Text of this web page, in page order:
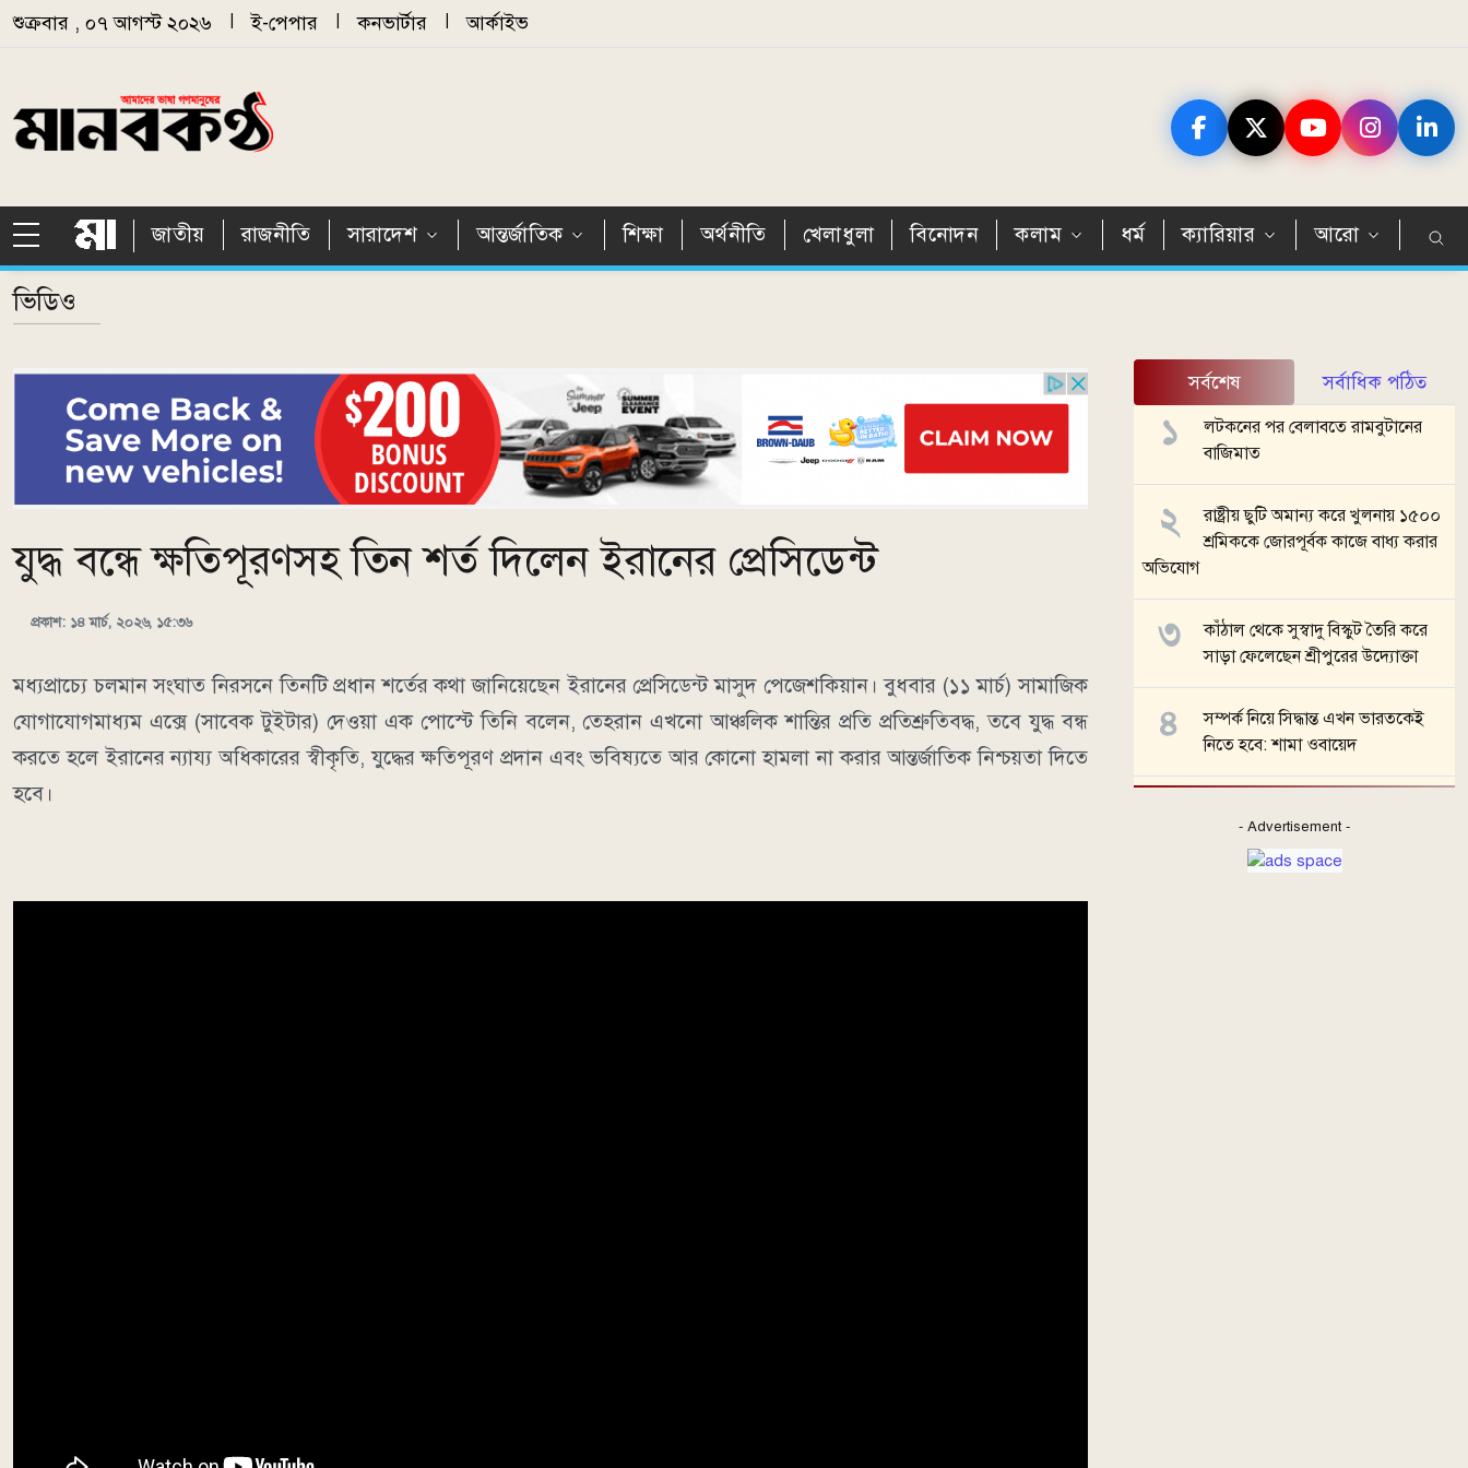
Skip to main content
শুক্রবার , ০৭ আগস্ট ২০২৬ ই-পেপার কনভার্টার আর্কাইভ
জাতীয় রাজনীতি সারাদেশ আন্তর্জাতিক শিক্ষা অর্থনীতি খেলাধুলা বিনোদন কলাম ধর্ম ক্যারিয়ার আরো
ভিডিও
যুদ্ধ বন্ধে ক্ষতিপূরণসহ তিন শর্ত দিলেন ইরানের প্রেসিডেন্ট
প্রকাশ: ১৪ মার্চ, ২০২৬, ১৫:৩৬
মধ্যপ্রাচ্যে চলমান সংঘাত নিরসনে তিনটি প্রধান শর্তের কথা জানিয়েছেন ইরানের প্রেসিডেন্ট মাসুদ পেজেশকিয়ান। বুধবার (১১ মার্চ) সামাজিক
যোগাযোগমাধ্যম এক্সে (সাবেক টুইটার) দেওয়া এক পোস্টে তিনি বলেন, তেহরান এখনো আঞ্চলিক শান্তির প্রতি প্রতিশ্রুতিবদ্ধ, তবে যুদ্ধ বন্ধ
করতে হলে ইরানের ন্যায্য অধিকারের স্বীকৃতি, যুদ্ধের ক্ষতিপূরণ প্রদান এবং ভবিষ্যতে আর কোনো হামলা না করার আন্তর্জাতিক নিশ্চয়তা দিতে
হবে।
সর্বশেষ সর্বাধিক পঠিত
লটকনের পর বেলাবতে রামবুটানের
বাজিমাত
রাষ্ট্রীয় ছুটি অমান্য করে খুলনায় ১৫০০
শ্রমিককে জোরপূর্বক কাজে বাধ্য করার
অভিযোগ
কাঁঠাল থেকে সুস্বাদু বিস্কুট তৈরি করে
সাড়া ফেলেছেন শ্রীপুরের উদ্যোক্তা
সম্পর্ক নিয়ে সিদ্ধান্ত এখন ভারতকেই
নিতে হবে: শামা ওবায়েদ
- Advertisement -